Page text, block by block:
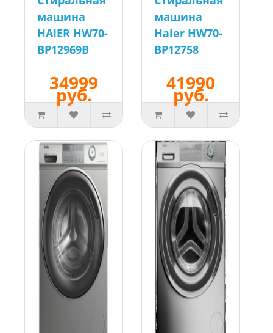
машина
HAIER HW70-
BP12969B
34999
руб.
машина
Haier HW70-
BP12758
41990
руб.